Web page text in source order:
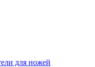
для ножей